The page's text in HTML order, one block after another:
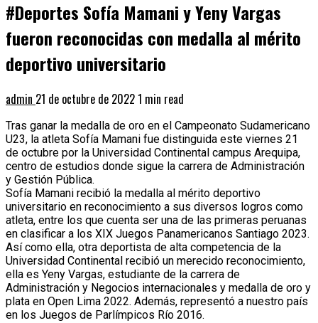
#Deportes Sofía Mamani y Yeny Vargas
fueron reconocidas con medalla al mérito
deportivo universitario
admin 21 de octubre de 20221 min read
Tras ganar la medalla de oro en el Campeonato Sudamericano
U23, la atleta Sofía Mamani fue distinguida este viernes 21
de octubre por la Universidad Continental campus Arequipa,
centro de estudios donde sigue la carrera de Administración
y Gestión Pública.
Sofía Mamani recibió la medalla al mérito deportivo
universitario en reconocimiento a sus diversos logros como
atleta, entre los que cuenta ser una de las primeras peruanas
en clasificar a los XIX Juegos Panamericanos Santiago 2023.
Así como ella, otra deportista de alta competencia de la
Universidad Continental recibió un merecido reconocimiento,
ella es Yeny Vargas, estudiante de la carrera de
Administración y Negocios internacionales y medalla de oro y
plata en Open Lima 2022. Además, representó a nuestro país
en los Juegos de Parlímpicos Río 2016.